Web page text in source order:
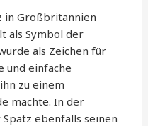
in Großbritannien
als Symbol der
als Zeichen für
und einfache
zu einem
machte. In der
ebenfalls seinen